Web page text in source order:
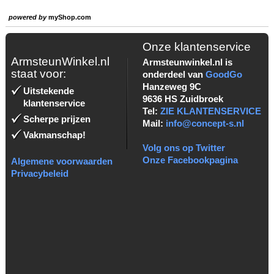
powered bymyShop.com
ArmsteunWinkel.nl
staat voor:
Uitstekende
klantenservice
Scherpe prijzen
Vakmanschap!
Algemene voorwaarden
Privacybeleid
Onze klantenservice
Armsteunwinkel.nl is
onderdeel van GoodGo
Hanzeweg 9C
9636 HS Zuidbroek
Tel: ZIE KLANTENSERVICE
Mail: info@concept-s.nl
Volg ons op Twitter
Onze Facebookpagina